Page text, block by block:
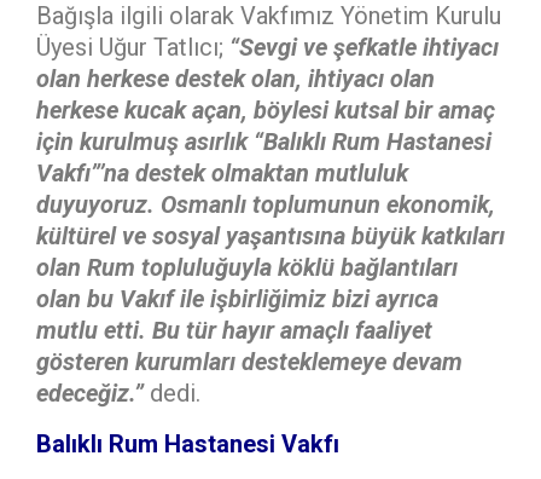
Bağışla ilgili olarak Vakfımız Yönetim Kurulu
Üyesi Uğur Tatlıcı; “Sevgi ve şefkatle ihtiyacı
olan herkese destek olan, ihtiyacı olan
herkese kucak açan, böylesi kutsal bir amaç
için kurulmuş asırlık “Balıklı Rum Hastanesi
Vakfı”’na destek olmaktan mutluluk
duyuyoruz. Osmanlı toplumunun ekonomik,
kültürel ve sosyal yaşantısına büyük katkıları
olan Rum topluluğuyla köklü bağlantıları
olan bu Vakıf ile işbirliğimiz bizi ayrıca
mutlu etti. Bu tür hayır amaçlı faaliyet
gösteren kurumları desteklemeye devam
edeceğiz.” dedi.
Balıklı Rum Hastanesi Vakfı